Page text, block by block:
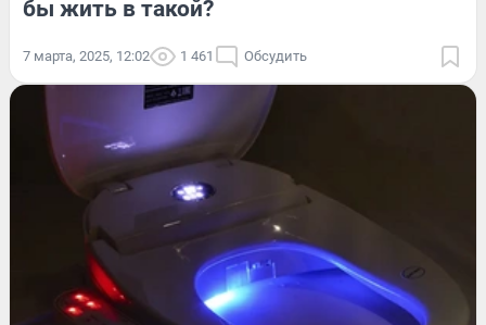
бы жить в такой?
7 марта, 2025, 12:02 1 461 Обсудить